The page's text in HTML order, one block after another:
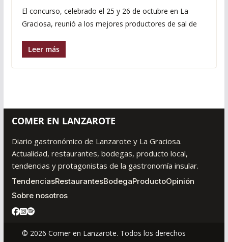
El concurso, celebrado el 25 y 26 de octubre en La
Graciosa, reunió a los mejores productores de sal de
Leer más
COMER EN LANZAROTE
Diario gastronómico de Lanzarote y La Graciosa.
Actualidad, restaurantes, bodegas, producto local,
tendencias y protagonistas de la gastronomía insular.
TendenciasRestaurantesBodegaProductoOpinión
Sobre nosotros
© 2026 Comer en Lanzarote. Todos los derechos